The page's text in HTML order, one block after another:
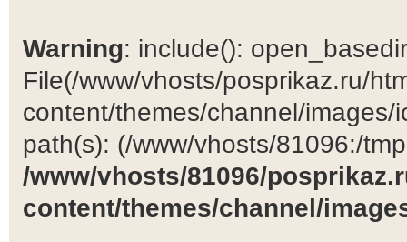
Warning: include():
File(/www/vhosts/posprikaz.ru/
content/themes/channel/
path(s): (/www/vhosts/81096:/
/www/vhosts/81096/
content/themes/channel/